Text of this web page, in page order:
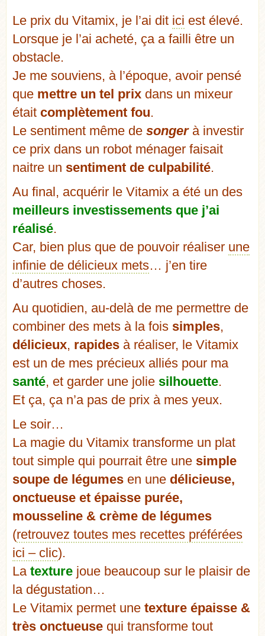
Le prix du Vitamix, je l’ai dit ici est élevé.
Lorsque je l’ai acheté, ça a failli être un
obstacle.
Je me souviens, à l’époque, avoir pensé
que mettre un tel prix dans un mixeur
était complètement fou.
Le sentiment même de songerà investir
ce prix dans un robot ménager faisait
naitre un sentiment de culpabilité.
Au final, acquérir le Vitamix a été un des
meilleurs investissements que j’ai
réalisé.
Car, bien plus que de pouvoir réaliser une
infinie de délicieux mets… j’en tire
d’autres choses.
Au quotidien, au-delà de me permettre de
combiner des mets à la fois simples,
délicieux, rapides à réaliser, le Vitamix
est un de mes précieux alliés pour ma
santé, et garder une jolie silhouette.
Et ça, ça n’a pas de prix à mes yeux.
Le soir…
La magie du Vitamix transforme un plat
tout simple qui pourrait être une simple
soupe de légumes en une délicieuse,
onctueuse et épaisse purée,
mousseline & crème de légumes
(retrouvez toutes mes recettes préférées
ici – clic).
La texture joue beaucoup sur le plaisir de
la dégustation…
Le Vitamix permet une texture épaisse &
très onctueuse qui transforme tout